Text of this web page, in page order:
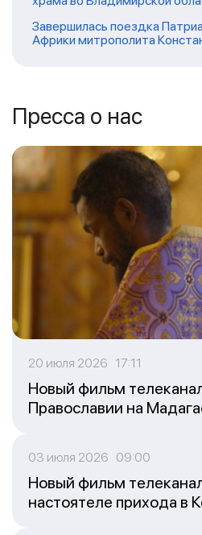
Завершилась поездка
Африки митрополита
Пресса о нас
20 июля 2026 17:11
Новый фильм
Православии на
03 июля 2026 09:00
Новый фильм
настоятеле прихода в